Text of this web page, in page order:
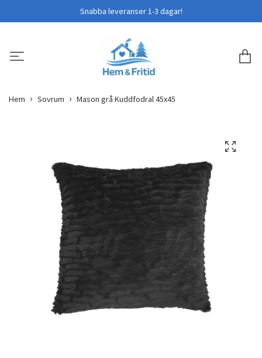
Snabba leveranser 1-3 dagar!
Hem Sovrum Mason grå Kuddfodral 45x45